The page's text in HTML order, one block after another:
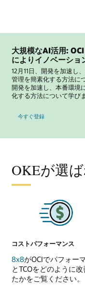
大規模なAI活用:
によりイノベーショ
12月11日、開発を加速し
管理を簡素化する方法に
開発を加速し、本番環境
化する方法について学び
今すぐ登録
OKEが選
コストパフォーマンス
8x8がOCIでパフォー
とTCOをどのように改
たかをご覧ください。